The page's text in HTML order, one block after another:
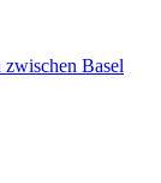
zwischen Basel